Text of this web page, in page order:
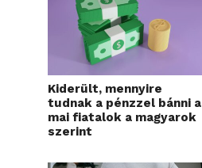
Kiderült, mennyire
tudnak a pénzzel bánni a
mai fiatalok a magyarok
szerint